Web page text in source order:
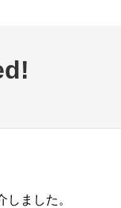
しました。